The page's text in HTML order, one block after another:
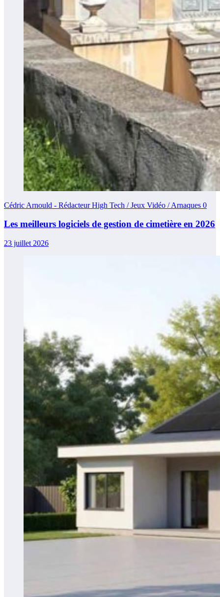
Cédric Arnould - Rédacteur High Tech / Jeux Vidéo / Arnaques 0
Les meilleurs logiciels de gestion de cimetière en 2026
23 juillet 2026